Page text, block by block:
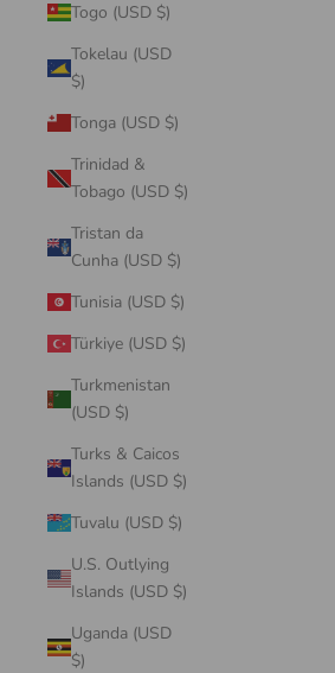
Togo (USD $)
Tokelau (USD
$)
Tonga (USD $)
Trinidad &
Tobago (USD $)
Tristan da
Cunha (USD $)
Tunisia (USD $)
Türkiye (USD $)
Turkmenistan
(USD $)
Turks & Caicos
Islands (USD $)
Tuvalu (USD $)
U.S. Outlying
Islands (USD $)
Uganda (USD
$)